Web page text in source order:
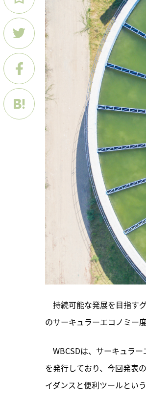
持続可能な発展を目指す
のサーキュラーエコノミー
WBCSDは、 サーキュラー
を発行しており、今回発表
イダンスと便利ツールという